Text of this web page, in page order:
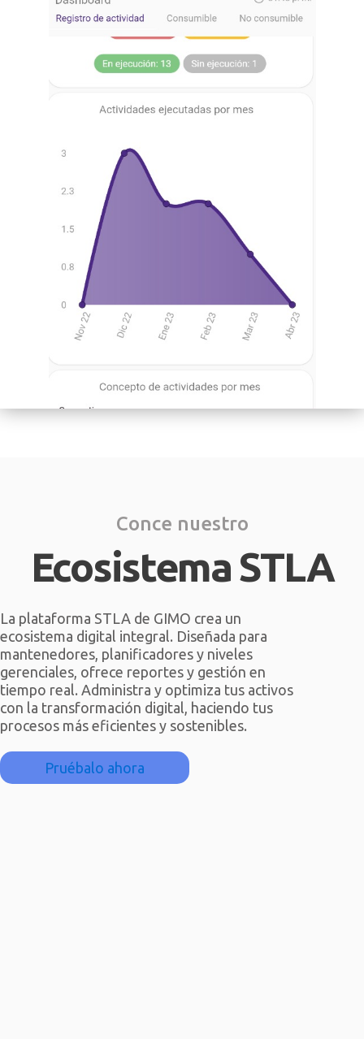
Conce nuestro
Ecosistema STLA
La plataforma STLA de GIMO crea un
ecosistema digital integral. Diseñada para
mantenedores, planificadores y niveles
gerenciales, ofrece reportes y gestión en
tiempo real. Administra y optimiza tus activos
con la transformación digital, haciendo tus
procesos más eficientes y sostenibles.
Pruébalo ahora